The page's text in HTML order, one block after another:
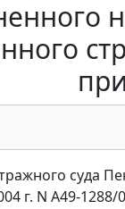
суда
г. N А49-1288/